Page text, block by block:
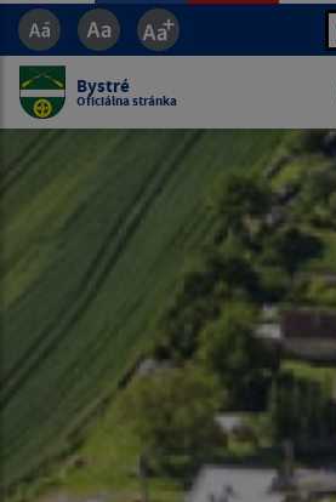
Jazyk
Bystré
Oficiálna stránka